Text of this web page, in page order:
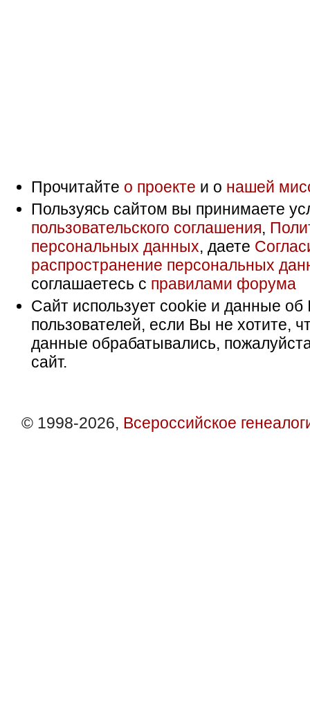
Прочитайте о проекте и о нашей
Пользуясь сайтом вы принимаете
пользовательского соглашения,
персональных данных, даете
распространение персональных
соглашаетесь с правилами форума
Сайт использует cookie и данные об
пользователей, если Вы не хотите,
данные обрабатывались,
сайт.
© 1998-2026, Всероссийское